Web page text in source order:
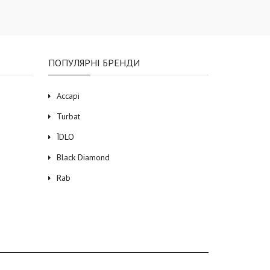
ПОПУЛЯРНІ БРЕНДИ
Accapi
Turbat
ЇDLO
Black Diamond
Rab